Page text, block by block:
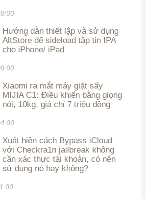
Hướng dẫn thiết lập và sử dụng
AltStore để sideload tập tin IPA
cho iPhone/ iPad
Xiaomi ra mắt máy giặt sấy
MIJIA C1: Điều khiển bằng giọng
nói, 10kg, giá chỉ 7 triệu đồng
Xuất hiện cách Bypass iCloud
với Checkra1n jailbreak không
cần xác thực tài khoản, có nên
sử dung nó hay không?